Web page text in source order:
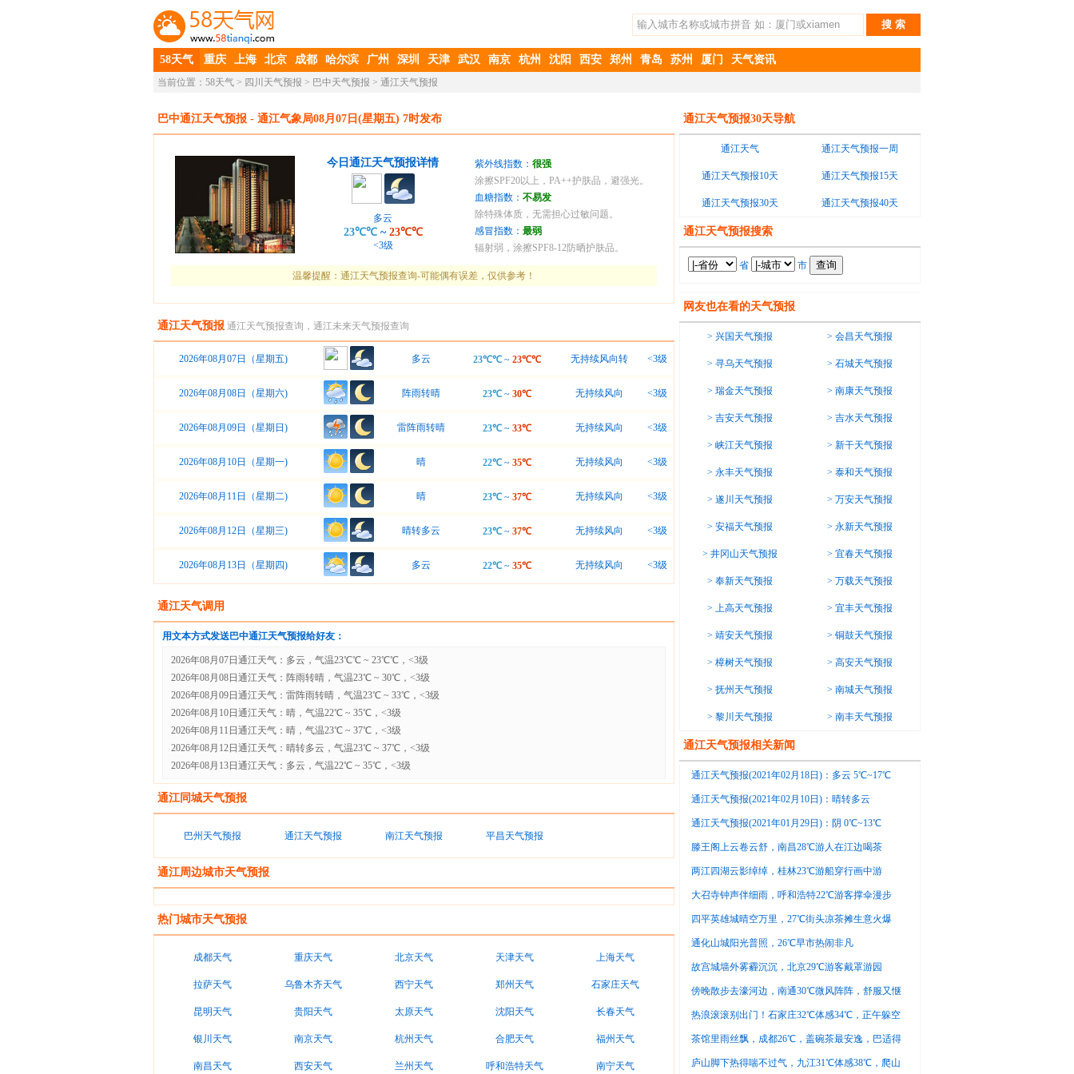
58天气 重庆 上海 北京 成都 哈尔滨 广州 深圳 天津 武汉 南京 杭州 沈阳 西安 郑州 青岛 苏州 厦门 天气资讯
当前位置： 58天气 > 四川天气预报 > 巴中天气预报 > 通江天气预报
巴中通江天气预报 - 通江气象局08月07日(星期五) 7时发布
今日通江天气预报详情
多云
23℃℃~ 23℃℃
<3级
紫外线指数： 很强
涂擦SPF20以上，PA++护肤品，避强光。
血糖指数： 不易发
除特殊体质，无需担心过敏问题。
感冒指数： 最弱
辐射弱，涂擦SPF8-12防晒护肤品。
温馨提醒：通江天气预报查询-可能偶有误差，仅供参考！
通江天气预报 通江天气预报查询，通江未来天气预报查询
2026年08月07日（星期五) 多云 23℃℃~ 23℃℃ 无持续风向转 <3级
2026年08月08日（星期六) 阵雨转晴 23℃~ 30℃ 无持续风向 <3级
2026年08月09日（星期日) 雷阵雨转晴 23℃~ 33℃ 无持续风向 <3级
2026年08月10日（星期一) 晴 22℃~ 35℃ 无持续风向 <3级
2026年08月11日（星期二) 晴 23℃~ 37℃ 无持续风向 <3级
2026年08月12日（星期三) 晴转多云 23℃~ 37℃ 无持续风向 <3级
2026年08月13日（星期四) 多云 22℃~ 35℃ 无持续风向 <3级
通江天气调用
用文本方式发送巴中通江天气预报给好友：
2026年08月07日通江天气：多云，气温23℃℃ ~ 23℃℃，<3级
2026年08月08日通江天气：阵雨转晴，气温23℃ ~ 30℃，<3级
2026年08月09日通江天气：雷阵雨转晴，气温23℃ ~ 33℃，<3级
2026年08月10日通江天气：晴，气温22℃ ~ 35℃，<3级
2026年08月11日通江天气：晴，气温23℃ ~ 37℃，<3级
2026年08月12日通江天气：晴转多云，气温23℃ ~ 37℃，<3级
2026年08月13日通江天气：多云，气温22℃ ~ 35℃，<3级
通江同城天气预报
巴州天气预报 通江天气预报 南江天气预报 平昌天气预报
通江周边城市天气预报
热门城市天气预报
成都天气 重庆天气 北京天气 天津天气 上海天气
拉萨天气 乌鲁木齐天气 西宁天气 郑州天气 石家庄天气
昆明天气 贵阳天气 太原天气 沈阳天气 长春天气
银川天气 南京天气 杭州天气 合肥天气 福州天气
南昌天气 西安天气 兰州天气 呼和浩特天气 南宁天气
通江天气预报30天导航
通江天气 通江天气预报一周
通江天气预报10天 通江天气预报15天
通江天气预报30天 通江天气预报40天
通江天气预报搜索
省 市
网友也在看的天气预报
> 兴国天气预报 > 会昌天气预报
> 寻乌天气预报 > 石城天气预报
> 瑞金天气预报 > 南康天气预报
> 吉安天气预报 > 吉水天气预报
> 峡江天气预报 > 新干天气预报
> 永丰天气预报 > 泰和天气预报
> 遂川天气预报 > 万安天气预报
> 安福天气预报 > 永新天气预报
> 井冈山天气预报 > 宜春天气预报
> 奉新天气预报 > 万载天气预报
> 上高天气预报 > 宜丰天气预报
> 靖安天气预报 > 铜鼓天气预报
> 樟树天气预报 > 高安天气预报
> 抚州天气预报 > 南城天气预报
> 黎川天气预报 > 南丰天气预报
通江天气预报相关新闻
通江天气预报(2021年02月18日)：多云 5℃~17℃
通江天气预报(2021年02月10日)：晴转多云
4℃~13℃
通江天气预报(2021年01月29日)：阴 0℃~13℃
滕王阁上云卷云舒，南昌28℃游人在江边喝茶
两江四湖云影绰绰，桂林23℃游船穿行画中游
大召寺钟声伴细雨，呼和浩特22℃游客撑伞漫步
四平英雄城晴空万里，27℃街头凉茶摊生意火爆
通化山城阳光普照，26℃早市热闹非凡
故宫城墙外雾霾沉沉，北京29℃游客戴罩游园
傍晚散步去濠河边，南通30℃微风阵阵，舒服又惬
意
热浪滚滚别出门！石家庄32℃体感34℃，正午躲空
调房
茶馆里雨丝飘，成都26℃，盖碗茶最安逸，巴适得
很
庐山脚下热得喘不过气，九江31℃体感38℃，爬山